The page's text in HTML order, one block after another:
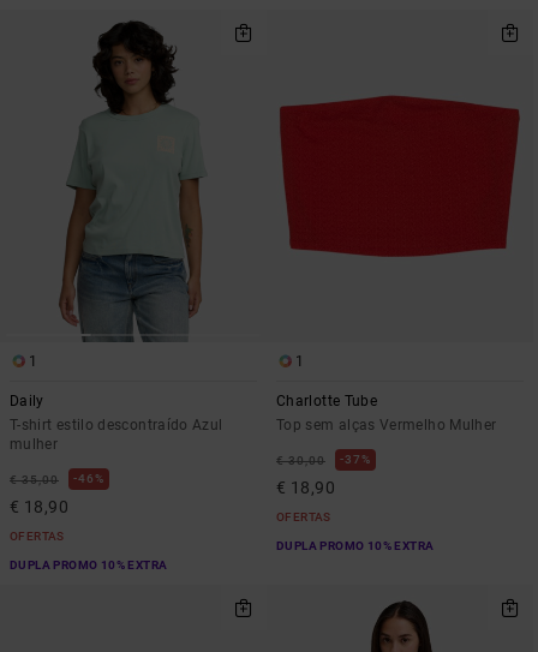
1
Daily
T-shirt estilo descontraído Azul
mulher
€ 35,00 46%
€ 18,90
OFERTAS
DUPLA PROMO 10% EXTRA
1
Charlotte Tube
Top sem alças Vermelho Mulher
€ 30,00 37%
€ 18,90
OFERTAS
DUPLA PROMO 10% EXTRA